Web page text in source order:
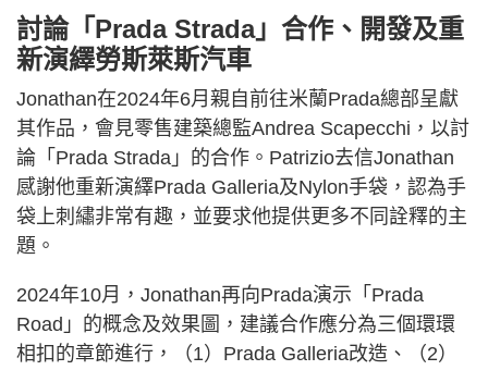
討論「Prada Strada」合作、開發及重
新演繹勞斯萊斯汽車
Jonathan在2024年6月親自前往米蘭Prada總部呈獻
其作品，會見零售建築總監Andrea Scapecchi，以討
論「Prada Strada」的合作。Patrizio去信Jonathan
感謝他重新演繹Prada Galleria及Nylon手袋，認為手
袋上刺繡非常有趣，並要求他提供更多不同詮釋的主
題。
2024年10月，Jonathan再向Prada演示「Prada
Road」的概念及效果圖，建議合作應分為三個環環
相扣的章節進行，（1）Prada Galleria改造、（2）